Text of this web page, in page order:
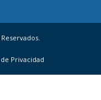
Privacidad